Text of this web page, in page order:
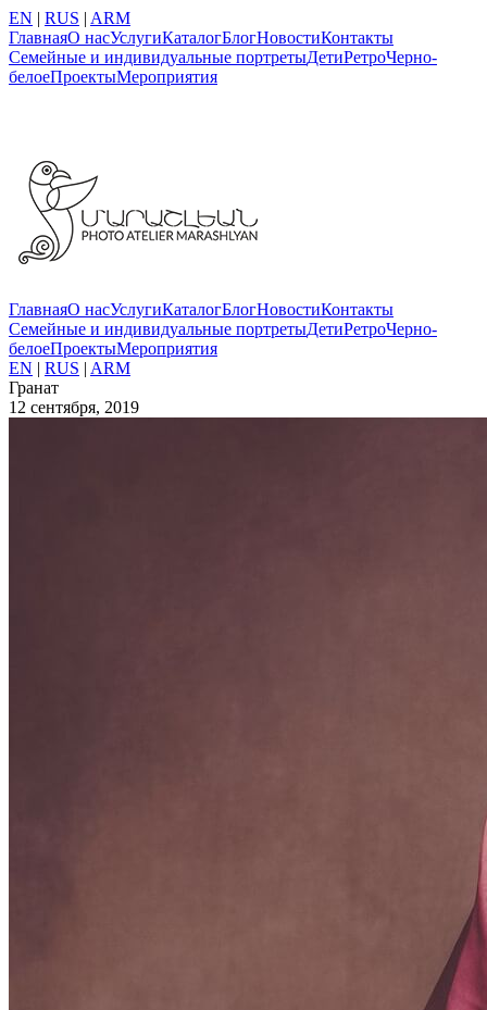
EN | RUS | ARM
ГлавнаяО насУслугиКаталогБлогНовостиКонтакты
Семейные и индивидуальные портретыДетиРетроЧерно-
белоеПроектыМероприятия
ГлавнаяО насУслугиКаталогБлогНовостиКонтакты
Семейные и индивидуальные портретыДетиРетроЧерно-
белоеПроектыМероприятия
EN | RUS | ARM
Гранат
12 сентября, 2019